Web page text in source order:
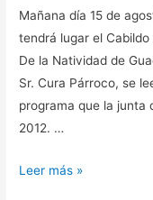
Mañana día 15 de
tendrá lugar el
De la Natividad de
Sr. Cura Párroco, se
programa que la junta
2012. …
Mañana
Leer más »